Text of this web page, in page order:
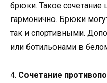
брюки. Такое
гармонично. Брюки
так и спортивными.
или ботильонами в
4. Сочетание